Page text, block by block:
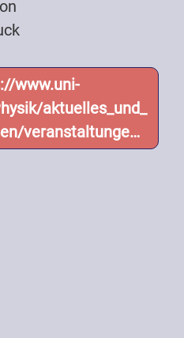
www.uni-
aktuelles_und_
veranstaltunge…